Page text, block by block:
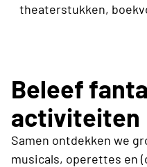
theaterstukken,
Beleef
activiteiten
Samen ontdekken we
musicals, operettes en